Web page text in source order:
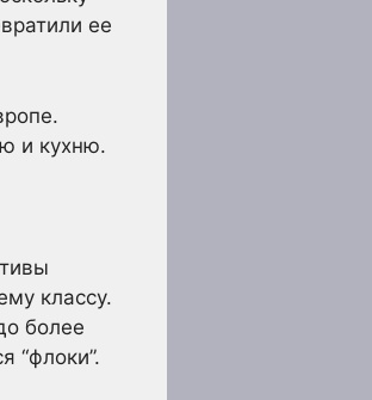
ее
и кухню.
классу.
более
“флоки”.